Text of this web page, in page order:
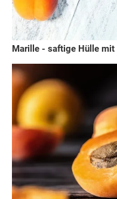
Marille - saftige Hülle mit